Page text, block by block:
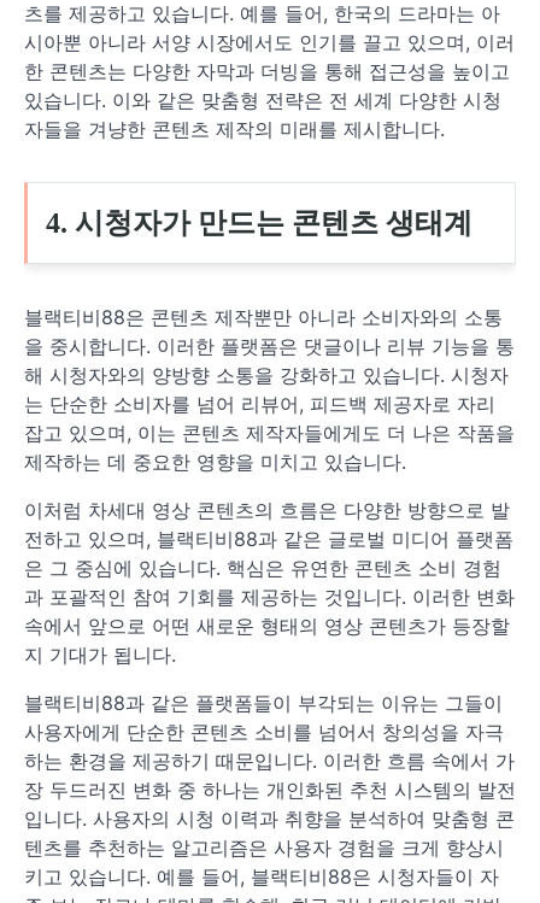
츠를 제공하고 있습니다. 예를 들어, 한국의 드라마는 아
시아뿐 아니라 서양 시장에서도 인기를 끌고 있으며, 이러
한 콘텐츠는 다양한 자막과 더빙을 통해 접근성을 높이고
있습니다. 이와 같은 맞춤형 전략은 전 세계 다양한 시청
자들을 겨냥한 콘텐츠 제작의 미래를 제시합니다.
4. 시청자가 만드는 콘텐츠 생태계
블랙티비88은 콘텐츠 제작뿐만 아니라 소비자와의 소통
을 중시합니다. 이러한 플랫폼은 댓글이나 리뷰 기능을 통
해 시청자와의 양방향 소통을 강화하고 있습니다. 시청자
는 단순한 소비자를 넘어 리뷰어, 피드백 제공자로 자리
잡고 있으며, 이는 콘텐츠 제작자들에게도 더 나은 작품을
제작하는 데 중요한 영향을 미치고 있습니다.
이처럼 차세대 영상 콘텐츠의 흐름은 다양한 방향으로 발
전하고 있으며, 블랙티비88과 같은 글로벌 미디어 플랫폼
은 그 중심에 있습니다. 핵심은 유연한 콘텐츠 소비 경험
과 포괄적인 참여 기회를 제공하는 것입니다. 이러한 변화
속에서 앞으로 어떤 새로운 형태의 영상 콘텐츠가 등장할
지 기대가 됩니다.
블랙티비88과 같은 플랫폼들이 부각되는 이유는 그들이
사용자에게 단순한 콘텐츠 소비를 넘어서 창의성을 자극
하는 환경을 제공하기 때문입니다. 이러한 흐름 속에서 가
장 두드러진 변화 중 하나는 개인화된 추천 시스템의 발전
입니다. 사용자의 시청 이력과 취향을 분석하여 맞춤형 콘
텐츠를 추천하는 알고리즘은 사용자 경험을 크게 향상시
키고 있습니다. 예를 들어, 블랙티비88은 시청자들이 자